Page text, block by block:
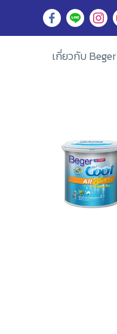
เกี่ยวกับ Beger